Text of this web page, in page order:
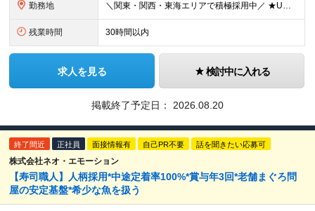
勤務地 ＼関東・関西・東海エリアで積極採用中／ ★U・Iターン歓迎！ ★住居手当有り（規定あり） ★WEB面接1回のみ！ ★現在のお住まいから引っ越しが必要な場合には、 住居取得にかかる初期費用・引っ越し
残業時間 30時間以内
求人を見る 検討中に入れる
掲載終了予定日： 2026.08.20
終了間近 正社員 面接情報有 自己PR不要 話を聞きたい応募可
株式会社ネオ・エモーション
【寿司職人】人柄採用*中途定着率100%*賞与年3回*老舗まぐろ問
屋の安定基盤*希少な魚を扱う